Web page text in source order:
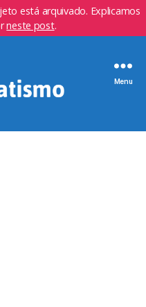
está arquivado. Explicamos
neste post.
Menu